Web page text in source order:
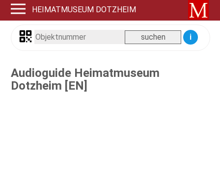
HEIMATMUSEUM DOTZHEIM
i
Audioguide Heimatmuseum
Dotzheim [EN]